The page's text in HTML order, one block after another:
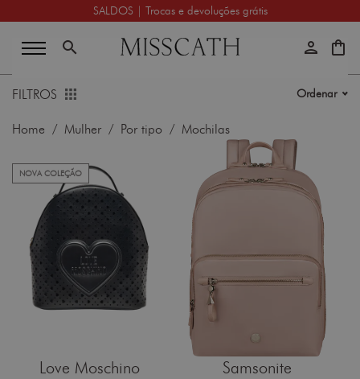
SALDOS | Trocas e devoluções grátis
search shopping_bag
person
FILTROS Ordenar
Home / Mulher / Por tipo / Mochilas
NOVA COLEÇÃO
Love Moschino Samsonite